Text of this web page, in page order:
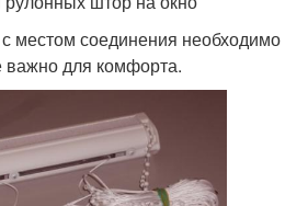
местом соединения необходимо
важно для комфорта.